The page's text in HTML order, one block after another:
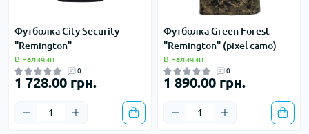
Футболка City Security
"Remington"
В наличии
0
1 728.00 грн.
Футболка Green Forest
"Remington" (pixel camo)
В наличии
0
1 890.00 грн.